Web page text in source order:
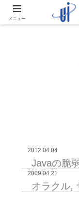
2012.04.04
Javaの脆
2009.04.21
オラクル,
メニュー